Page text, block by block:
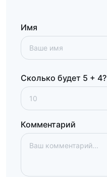
Имя
Сколько будет 5 + 4?
Комментарий